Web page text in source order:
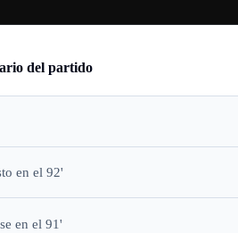
del partido
en el 92'
en el 91'